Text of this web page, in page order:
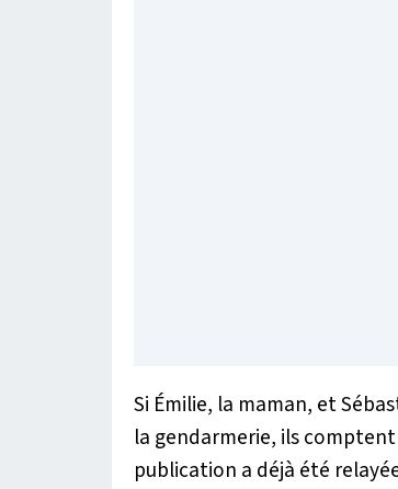
Si Émilie, la maman, et
la gendarmerie, ils
publication a déjà été